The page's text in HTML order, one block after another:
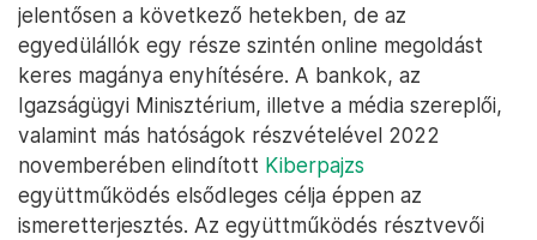
jelentősen a következő hetekben, de az
egyedülállók egy része szintén online megoldást
keres magánya enyhítésére. A bankok, az
Igazságügyi Minisztérium, illetve a média szereplői,
valamint más hatóságok részvételével 2022
novemberében elindított Kiberpajzs
együttműködés elsődleges célja éppen az
ismeretterjesztés. Az együttműködés résztvevői